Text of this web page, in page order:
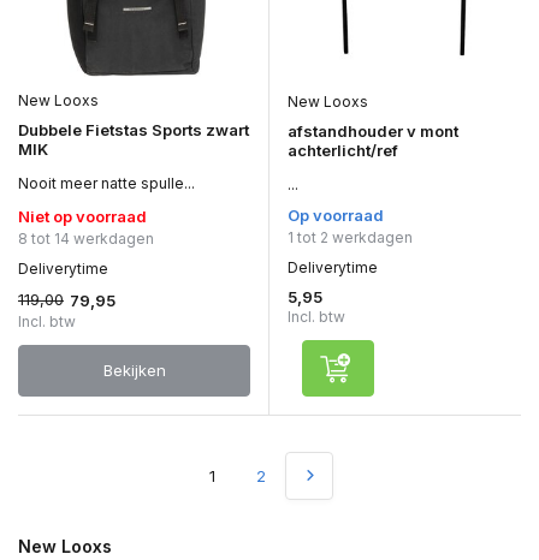
New Looxs
Dubbele Fietstas Sports zwart
MIK
Nooit meer natte spulle...
Niet op voorraad
8 tot 14 werkdagen
Deliverytime
119,00 79,95
Incl. btw
Bekijken
New Looxs
afstandhouder v mont
achterlicht/ref
...
Op voorraad
1 tot 2 werkdagen
Deliverytime
5,95
Incl. btw
1 2
New Looxs